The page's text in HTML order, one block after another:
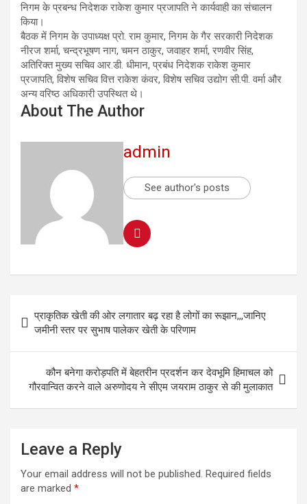
निगम के प्रबन्ध निदेशक राकेश कुमार प्रजापति ने कार्यवाही का संचालन
किया।
बैठक में निगम के उपाध्यक्ष प्रो. राम कुमार, निगम के गैर सरकारी निदेशक
नीरज शर्मा, चन्द्रभूषण नाग, चमन ठाकुर, जवाहर शर्मा, रणवीर सिंह,
अतिरिक्त मुख्य सचिव आर.डी. धीमान, प्रबंध निदेशक राकेश कुमार
प्रजापति, विशेष सचिव वित्त राकेश कंवर, विशेष सचिव उद्योग सी.पी. वर्मा और
अन्य वरिष्ठ अधिकारी उपस्थित थे।
About The Author
admin
See author's posts
प्राकृतिक खेती की ओर लगातार बढ़ रहा है लोगों का रूझान,,,जानिए
जमीनी स्तर पर सुभाष पालेकर खेती के परिणाम
कौन बनेगा करोड़पति में बेहतरीन प्रदर्शन कर देवभूमि हिमाचल को
गौरवान्वित करने वाले अरुणोदय ने सीएम जयराम ठाकुर से की मुलाकात
Leave a Reply
Your email address will not be published. Required fields
are marked *